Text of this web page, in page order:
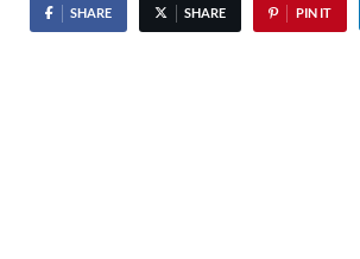
SHARE SHARE PIN IT